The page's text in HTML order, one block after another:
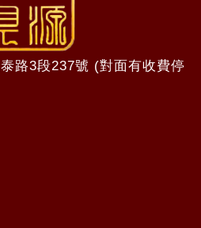
路3段237號 (對面有收費停